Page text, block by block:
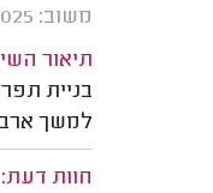
משוב: 09/01/2025
תיאור
בניית
למשך
חוות דעת: